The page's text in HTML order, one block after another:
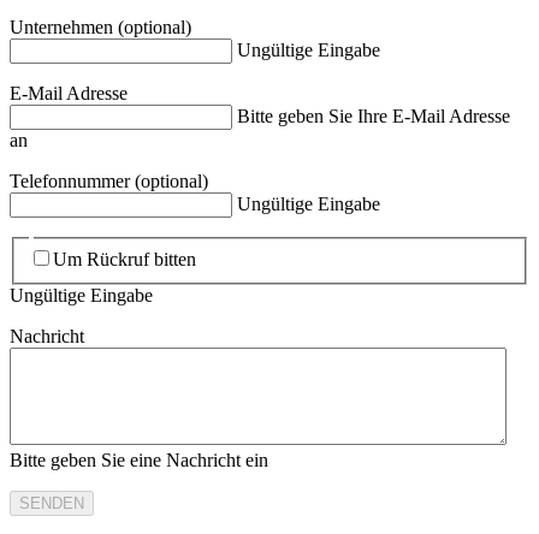
Unternehmen (optional)
Ungültige Eingabe
E-Mail Adresse
Bitte geben Sie Ihre E-Mail Adresse
an
Telefonnummer(optional)
Ungültige Eingabe
Um Rückruf bitten
Ungültige Eingabe
Nachricht
Bitte geben Sie eine Nachricht ein
SENDEN